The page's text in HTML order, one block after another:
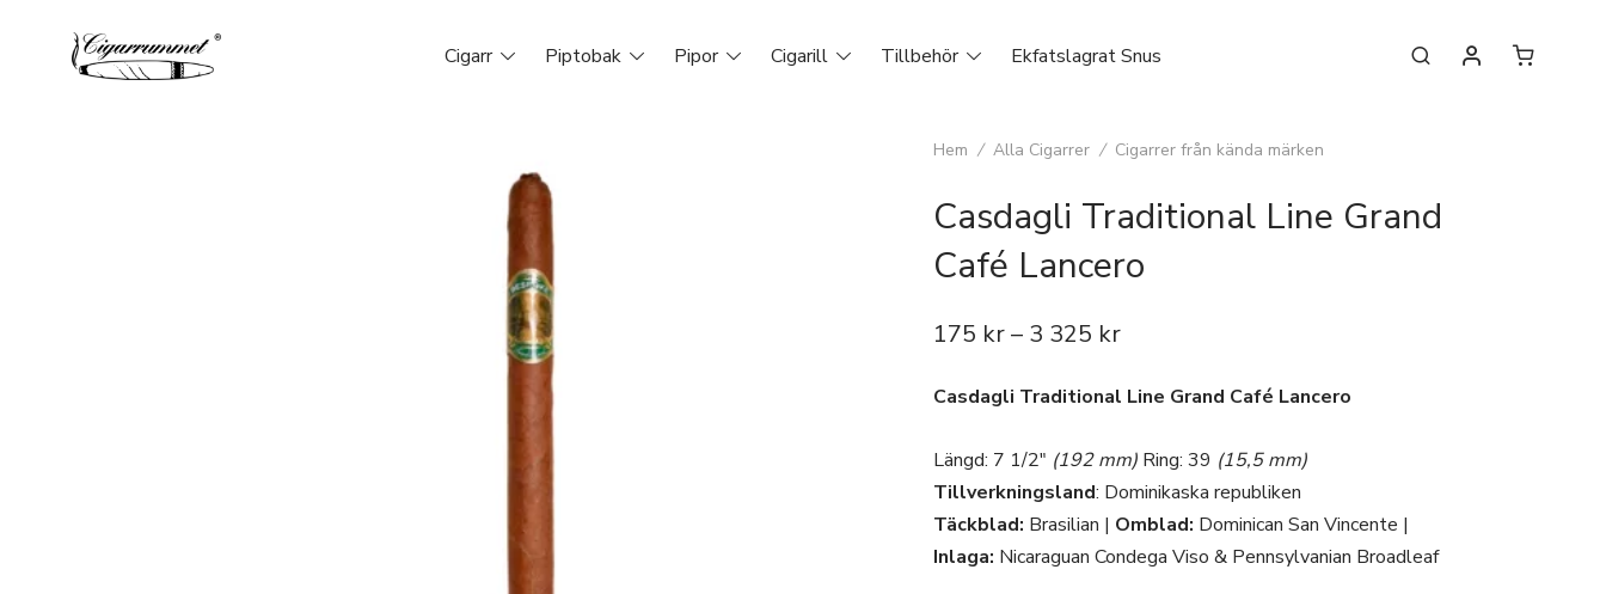
Cigarr Piptobak Pipor Cigarill Tillbehör Ekfatslagrat Snus
Hem / Alla Cigarrer / Cigarrer från kända märken
Casdagli Traditional Line Grand
Café Lancero
175 kr– 3 325 kr
Casdagli Traditional Line Grand Café Lancero
Längd: 7 1/2″ (192 mm)Ring: 39 (15,5 mm)
Tillverkningsland: Dominikaska republiken
Täckblad: Brasilian | Omblad: Dominican San Vincente |
Inlaga: Nicaraguan Condega Viso & Pennsylvanian Broadleaf